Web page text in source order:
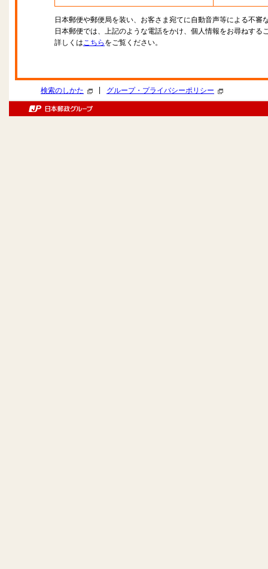
日本郵便や郵便局を装い、お客さま宛てに自動音声等による不審
日本郵便では、上記のような電話をかけ、個人情報をお尋ねする
詳しくはこちら をご覧ください。
検索のしかた グループ・プライバシーポリシー